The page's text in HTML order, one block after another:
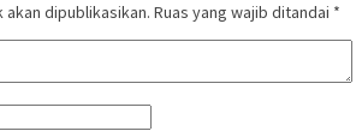
akan dipublikasikan. Ruas yang wajib ditandai *